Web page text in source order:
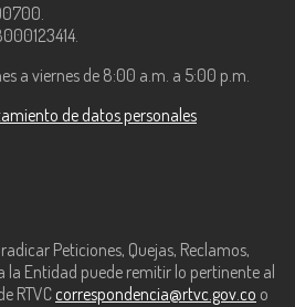
a viernes de 8:00 a.m. a 5:00 p.m.
de datos personales
Peticiones, Quejas, Reclamos,
la Entidad puede remitir lo pertinente al
RTVC correspondencia@rtvc.gov.co o